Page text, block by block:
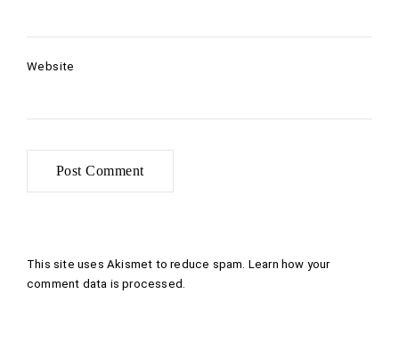
Website
This site uses Akismet to reduce spam. Learn how your
comment data is processed .